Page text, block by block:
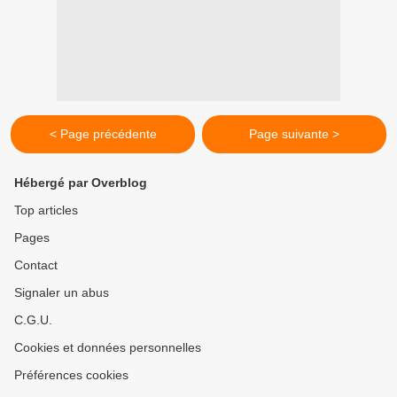
< Page précédente Page suivante >
Hébergé par Overblog
Top articles
Pages
Contact
Signaler un abus
C.G.U.
Cookies et données personnelles
Préférences cookies